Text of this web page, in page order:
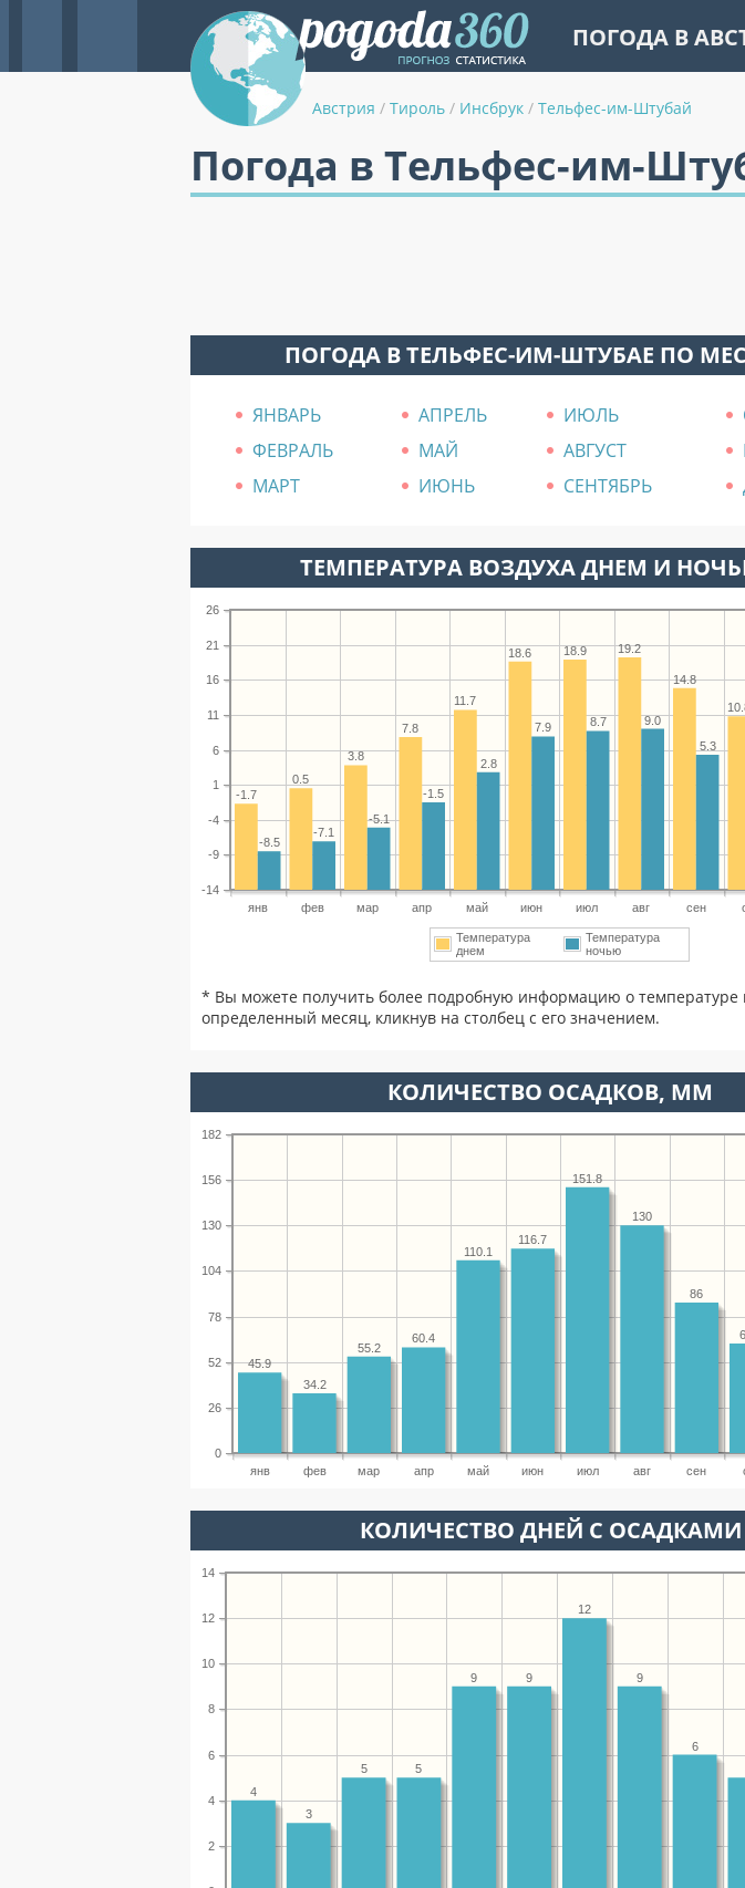
ПОГОДА В
Австрия / Тироль / Инсбрук / Тельфес-им-Штубай
Погода в Тельфес-им-
ПОГОДА В ТЕЛЬФЕС-ИМ-ШТУБАЕ ПО
ЯНВАРЬ АПРЕЛЬ ИЮЛЬ
ФЕВРАЛЬ
МАЙ АВГУСТ
МАРТ
ИЮНЬ СЕНТЯБРЬ
ТЕМПЕРАТУРА ВОЗДУХА ДНЕМ И
янв фев мар апр май июн июл авг сен
-14
-9
-4
1
6
11
16
21
26
14.8
19.2
18.9
18.6
11.7
7.8
3.8
0.5
-1.7
5.3
9.0
8.7
7.9
2.8
-1.5
-5.1
-7.1
-8.5
Температура
днем
Температура
ночью
* Вы можете получить более подробную информацию о температуре
определенный месяц, кликнув на столбец с его значением.
КОЛИЧЕСТВО ОСАДКОВ, ММ
янв фев мар апр май июн июл авг сен
0
26
52
78
104
130
156
182
86
130
151.8
116.7
110.1
60.4
55.2
34.2
45.9
КОЛИЧЕСТВО ДНЕЙ С ОСАДКАМИ
2
4
6
8
10
12
14
6
9
12
9
9
5
5
3
4